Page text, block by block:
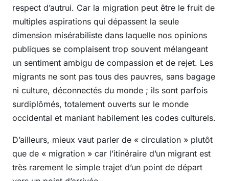
respect d’autrui. Car la migration peut être le fruit de
multiples aspirations qui dépassent la seule
dimension misérabiliste dans laquelle nos opinions
publiques se complaisent trop souvent mélangeant
un sentiment ambigu de compassion et de rejet. Les
migrants ne sont pas tous des pauvres, sans bagage
ni culture, déconnectés du monde ; ils sont parfois
surdiplômés, totalement ouverts sur le monde
occidental et maniant habilement les codes culturels.
D’ailleurs, mieux vaut parler de « circulation » plutôt
que de « migration » car l’itinéraire d’un migrant est
très rarement le simple trajet d’un point de départ